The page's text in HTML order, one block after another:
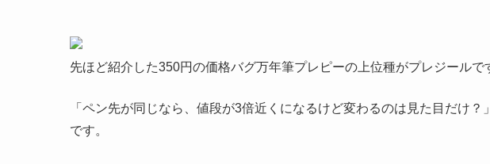
先ほど紹介した350円の価格バグ万年筆プレピーの上位種がプレジールで
「ペン先が同じなら、値段が3倍近くになるけど変わるのは見た目だけ
です。